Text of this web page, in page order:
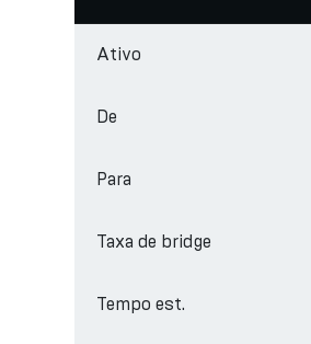
Ativo
De
Para
Taxa de bridge
Tempo est.